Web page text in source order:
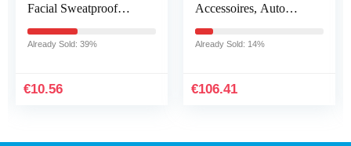
Facial Sweatproof
Lens Pad Anti-Dirty
Already Sold: 39%
€10.56
Accessoires, Auto
Waterdicht Mat Zwart
Model 3 X…
Already Sold: 14%
€106.41